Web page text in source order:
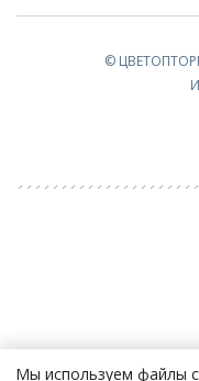
©
Мы используем файлы